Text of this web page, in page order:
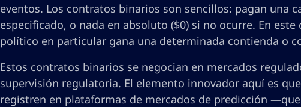
eventos. Los contratos binarios son sencillos: pagan una
especificado, o nada en absoluto ($0) si no ocurre. En
político en particular gana una determinada contienda o
Estos contratos binarios se negocian en mercados
supervisión regulatoria. El elemento innovador aquí es
registren en plataformas de mercados de predicción